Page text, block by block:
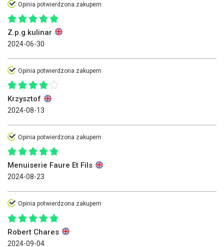
Opinia potwierdzona zakupem
Z.p.g.kulinar
2024-06-30
Opinia potwierdzona zakupem
Krzysztof
2024-08-13
Opinia potwierdzona zakupem
Menuiserie Faure Et Fils
2024-08-23
Opinia potwierdzona zakupem
Robert Chares
2024-09-04